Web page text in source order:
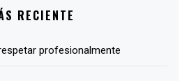
RECIENTE
profesionalmente